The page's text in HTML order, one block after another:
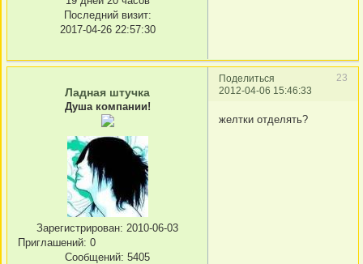
Последний визит:
2017-04-26 22:57:30
Поделиться
23
2012-04-06 15:46:33
Ладная штучка
Душа компании!
Зарегистрирован: 2010-06-03
Приглашений: 0
Сообщений: 5405
желтки отделять?